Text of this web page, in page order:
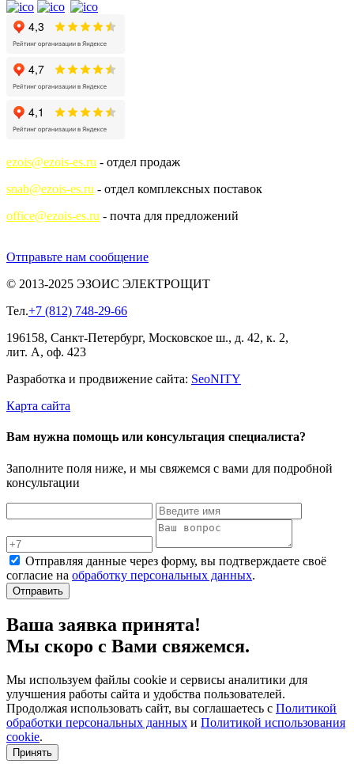
ezois@ezois-es.ru - отдел продаж
snab@ezois-es.ru - отдел комплексных поставок
office@ezois-es.ru - почта для предложений
Отправьте нам сообщение
© 2013-2025 ЭЗОИС ЭЛЕКТРОЩИТ
Тел.+7 (812) 748-29-66
196158, Санкт-Петербург, Московское ш., д. 42, к. 2,
лит. А, оф. 423
Разработка и продвижение сайта: SeoNITY
Карта сайта
Вам нужна помощь или консультация специалиста?
Заполните поля ниже, и мы свяжемся с вами для подробной
консультации
Отправляя данные через форму, вы подтверждаете своё
согласие на обработку персональных данных.
Отправить
Ваша заявка принята!
Мы скоро с Вами свяжемся.
Мы используем файлы cookie и сервисы аналитики для
улучшения работы сайта и удобства пользователей.
Продолжая использовать сайт, вы соглашаетесь с Политикой
обработки персональных данных и Политикой использования
cookie.
Принять